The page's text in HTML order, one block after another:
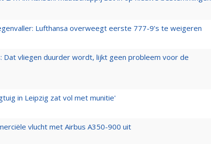
Lufthansa overweegt eerste 777-9’s te weigeren
Dat vliegen duurder wordt, lijkt geen probleem voor de
in Leipzig zat vol met munitie'
vlucht met Airbus A350-900 uit